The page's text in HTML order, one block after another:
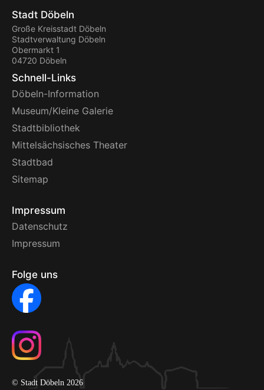
Stadt Döbeln
Große Kreisstadt Döbeln
Stadtverwaltung Döbeln
Obermarkt 1
04720 Döbeln
Schnell-Links
Döbeln-Information
Museum/Kleine Galerie
Stadtbibliothek
Mittelsächsisches Theater
Stadtbad
Sitemap
Impressum
Datenschutz
Impressum
Folge uns
© Stadt Döbeln 2026